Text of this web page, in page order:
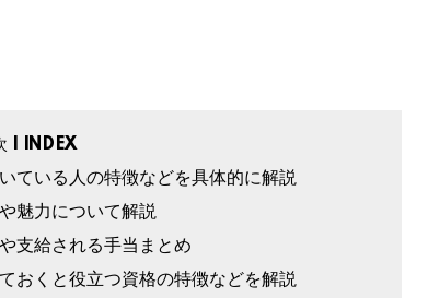
ている人の特徴などを具体的に解説
魅力について解説
支給される手当まとめ
おくと役立つ資格の特徴などを解説